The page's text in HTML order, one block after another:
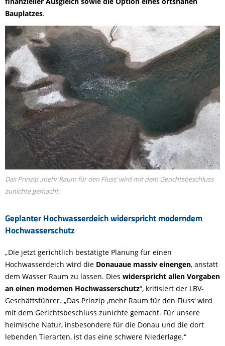
Bauplatzes.
Geplanter Hochwasserdeich widerspricht moderndem
Hochwasserschutz
© LBV
Das Prinzip ‚mehr Raum für den Fluss‘ wird mit dem Gerichtsbeschluss
zunichte gemacht.
„Die jetzt gerichtlich bestätigte Planung für einen
Hochwasserdeich wird die Donauaue massiv einengen, anstatt
dem Wasser Raum zu lassen. Dies widerspricht allen Vorgaben
an einen modernen Hochwasserschutz“, kritisiert der LBV-
Geschäftsführer. „Das Prinzip ‚mehr Raum für den Fluss‘ wird
mit dem Gerichtsbeschluss zunichte gemacht. Für unsere
heimische Natur, insbesondere für die Donau und die dort
lebenden Tierarten, ist das eine schwere Niederlage.“